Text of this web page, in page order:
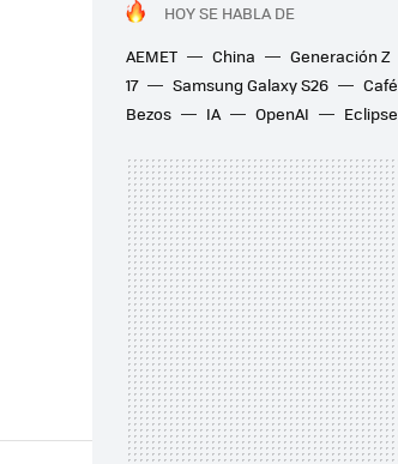
HOY SE HABLA DE
AEMET
China Generación Z
17
Samsung Galaxy S26 Café
Bezos
IA OpenAI Eclipse